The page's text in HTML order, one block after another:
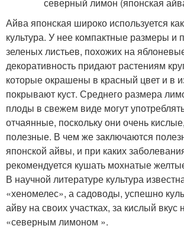
Айва японская широко используется
культура. У нее компактные размеры и
зеленых листьев, похожих на
декоративность придают растениям
которые окрашены в красный цвет и в
покрывают куст. Среднего размера
плоды в свежем виде могут
отчаянные, поскольку они очень
полезные. В чем же заключаются
японской айвы, и при каких
рекомендуется кушать мохнатые
В научной литературе культура
«хеномелес», а садоводы, успешно
айву на своих участках, за кислый
«северным лимоном ».